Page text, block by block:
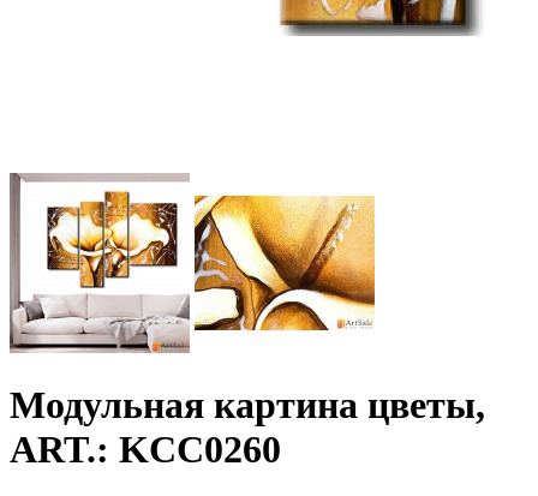
Модульная картина цветы,
ART.: KCC0260